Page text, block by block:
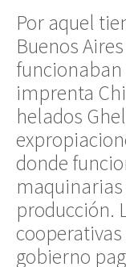
Por aquel
Buenos
imprenta
helados
donde
producción.
gobierno